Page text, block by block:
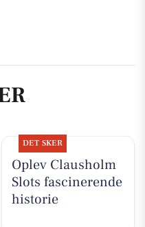
DET SKER
Oplev Clausholm
Slots fascinerende
historie